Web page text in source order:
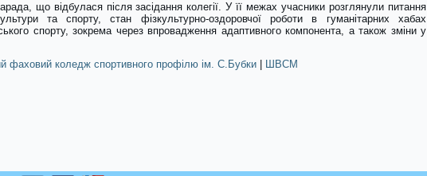
що відбулася після засідання колегії. У її межах учасники розглянули питання
та спорту, стан фізкультурно-оздоровчої роботи в гуманітарних хабах
спорту, зокрема через впровадження адаптивного компонента, а також зміни у
фаховий коледж спортивного профілю ім. С.Бубки
ШВСМ